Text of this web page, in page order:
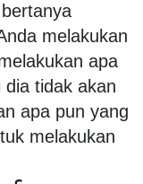
melakukan
apa
tidak akan
apa pun yang
melakukan